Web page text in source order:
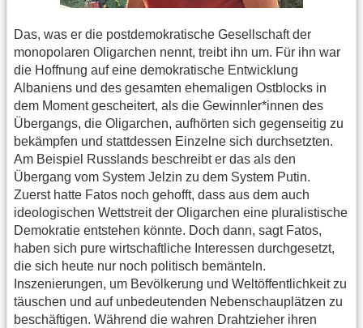
Das, was er die postdemokratische Gesellschaft der
monopolaren Oligarchen nennt, treibt ihn um. Für ihn war
die Hoffnung auf eine demokratische Entwicklung
Albaniens und des gesamten ehemaligen Ostblocks in
dem Moment gescheitert, als die Gewinnler*innen des
Übergangs, die Oligarchen, aufhörten sich gegenseitig zu
bekämpfen und stattdessen Einzelne sich durchsetzten.
Am Beispiel Russlands beschreibt er das als den
Übergang vom System Jelzin zu dem System Putin.
Zuerst hatte Fatos noch gehofft, dass aus dem auch
ideologischen Wettstreit der Oligarchen eine pluralistische
Demokratie entstehen könnte. Doch dann, sagt Fatos,
haben sich pure wirtschaftliche Interessen durchgesetzt,
die sich heute nur noch politisch bemänteln.
Inszenierungen, um Bevölkerung und Weltöffentlichkeit zu
täuschen und auf unbedeutenden Nebenschauplätzen zu
beschäftigen. Während die wahren Drahtzieher ihren